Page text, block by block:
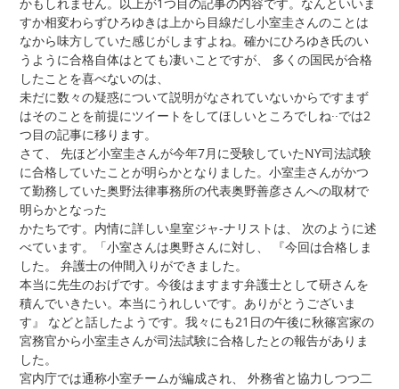
すか相変わらずひろゆきは上から目線だし小室圭さんのことは
なから味方していた感じがしますよね。確かにひろゆき氏のい
うように合格自体はとても凄いことですが、 多くの国民が合格
したことを喜べないのは、
未だに数々の疑惑について説明がなされていないからですまず
はそのことを前提にツイートをしてほしいところでしね··では2
つ目の記事に移ります。
さて、 先ほど小室圭さんが今年7月に受験していたNY司法試験
に合格していたことが明らかとなりました。小室圭さんがかつ
て勤務していた奥野法律事務所の代表奥野善彦さんへの取材で
明らかとなった
かたちです。内情に詳しい皇室ジャ-ナリストは、 次のように述
べています。「小室さんは奥野さんに対し、 『今回は合格しま
した。 弁護士の仲間入りができました。
本当に先生のおげです。今後はますます弁護士として研さんを
積んでいきたい。本当にうれしいです。ありがとうございま
す』 などと話したようです。我々にも21日の午後に秋篠宮家の
宮務官から小室圭さんが司法試験に合格したとの報告がありま
した。
宮内庁では通称小室チームが編成され、 外務省と協力しつつ二